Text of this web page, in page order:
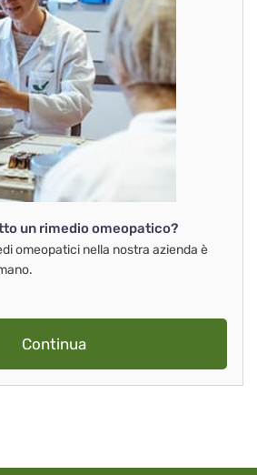
un rimedio omeopatico?
omeopatici nella nostra azienda è
Continua